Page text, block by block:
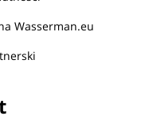
Wasserman.eu